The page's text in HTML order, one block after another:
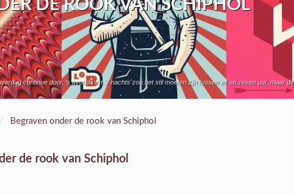
DE ROOK VAN SCHIPHOL
continue door, ’s avonds en ’s nachts zou het stil moeten zijn tussen elf en zeven uur, maar
/ Begraven onder de rook van Schiphol
de rook van Schiphol